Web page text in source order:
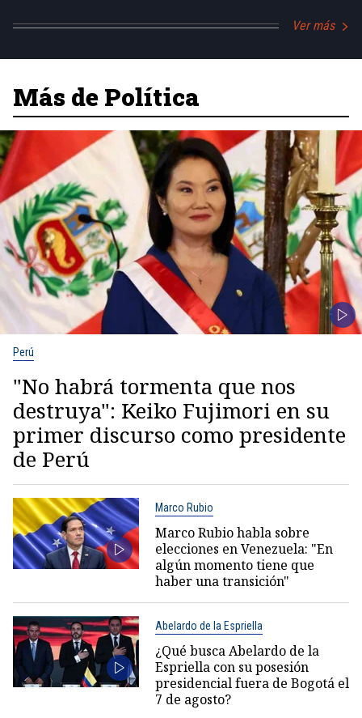
Ver más
Más de Política
Perú
"No habrá tormenta que nos
destruya": Keiko Fujimori en su
primer discurso como presidente
de Perú
Marco Rubio
Marco Rubio habla sobre
elecciones en Venezuela: "En
algún momento tiene que
haber una transición"
Abelardo de la Espriella
¿Qué busca Abelardo de la
Espriella con su posesión
presidencial fuera de Bogotá el
7 de agosto?